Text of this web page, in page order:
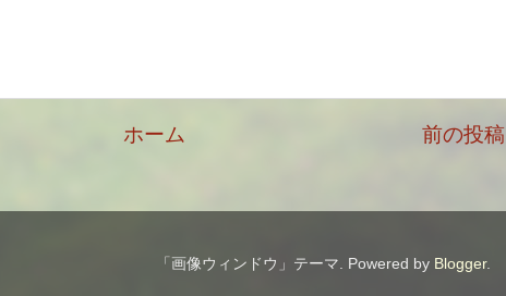
前の投稿
ホーム
「画像ウィンドウ」テーマ. Powered by Blogger.